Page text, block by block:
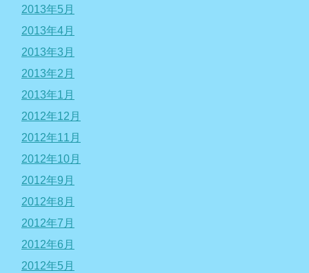
2013年5月
2013年4月
2013年3月
2013年2月
2013年1月
2012年12月
2012年11月
2012年10月
2012年9月
2012年8月
2012年7月
2012年6月
2012年5月